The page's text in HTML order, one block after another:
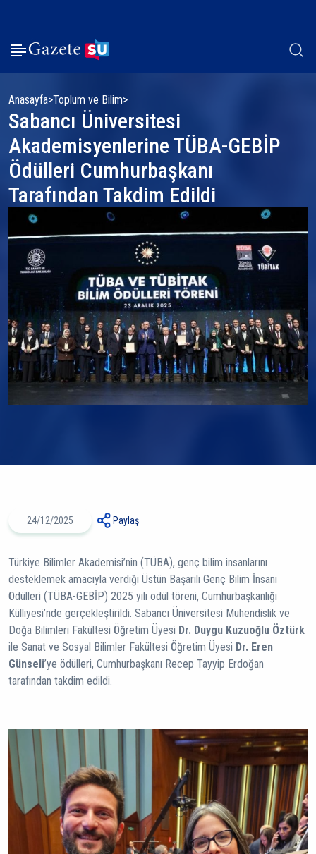
Anasayfa Toplum ve Bilim
Sabancı Üniversitesi
Akademisyenlerine TÜBA-GEBİP
Ödülleri Cumhurbaşkanı
Tarafından Takdim Edildi
24/12/2025 Paylaş
Türkiye Bilimler Akademisi’nin (TÜBA), genç bilim insanlarını
desteklemek amacıyla verdiği Üstün Başarılı Genç Bilim İnsanı
Ödülleri (TÜBA-GEBİP) 2025 yılı ödül töreni, Cumhurbaşkanlığı
Külliyesi’nde gerçekleştirildi. Sabancı Üniversitesi Mühendislik ve
Doğa Bilimleri Fakültesi Öğretim Üyesi Dr. Duygu Kuzuoğlu Öztürk
ile Sanat ve Sosyal Bilimler Fakültesi Öğretim Üyesi Dr. Eren
Günseli’ye ödülleri, Cumhurbaşkanı Recep Tayyip Erdoğan
tarafından takdim edildi.